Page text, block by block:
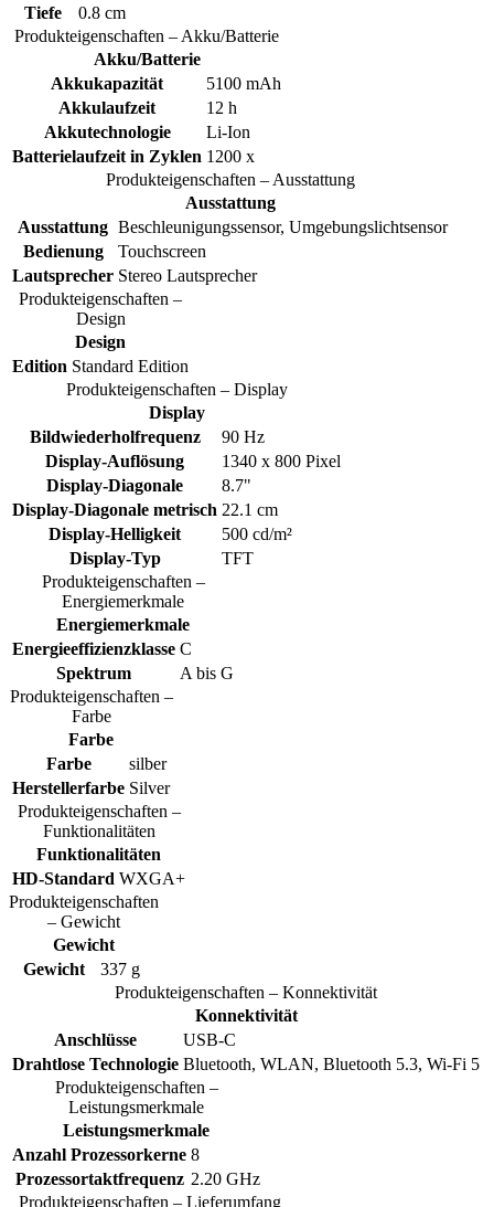
Tiefe
0.8 cm
Produkteigenschaften – Akku/Batterie
Akku/Batterie
Akkukapazität
5100 mAh
Akkulaufzeit
12 h
Akkutechnologie
Li-Ion
Batterielaufzeit in Zyklen 1200 x
Produkteigenschaften – Ausstattung
Ausstattung
Ausstattung Beschleunigungssensor, Umgebungslichtsensor
Bedienung
Touchscreen
Lautsprecher Stereo Lautsprecher
Produkteigenschaften –
Design
Design
Edition Standard Edition
Produkteigenschaften – Display
Display
Bildwiederholfrequenz
90 Hz
Display-Auflösung
1340 x 800 Pixel
Display-Diagonale
8.7"
Display-Diagonale metrisch 22.1 cm
Display-Helligkeit
500 cd/m²
Display-Typ
TFT
Produkteigenschaften –
Energiemerkmale
Energiemerkmale
Energieeffizienzklasse C
Spektrum
A bis G
Produkteigenschaften –
Farbe
Farbe
Farbe
silber
Herstellerfarbe Silver
Produkteigenschaften –
Funktionalitäten
Funktionalitäten
HD-Standard WXGA+
Produkteigenschaften
– Gewicht
Gewicht
Gewicht
337 g
Produkteigenschaften – Konnektivität
Konnektivität
Anschlüsse
USB-C
Drahtlose Technologie Bluetooth, WLAN, Bluetooth 5.3, Wi-Fi 5
Produkteigenschaften –
Leistungsmerkmale
Leistungsmerkmale
Anzahl Prozessorkerne 8
Prozessortaktfrequenz 2.20 GHz
Produkteigenschaften – Lieferumfang